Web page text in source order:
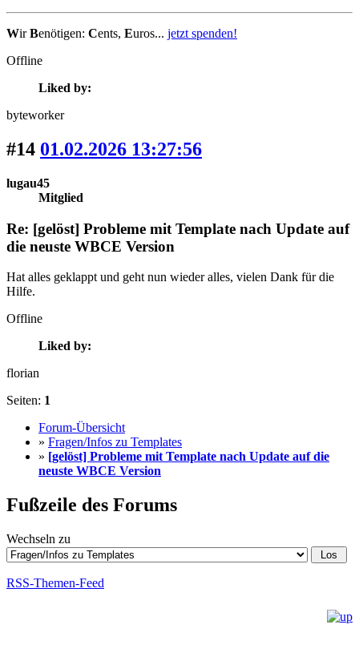
WirBenötigen: Cents, Euros... jetzt spenden!
Offline
Liked by:
byteworker
#14 01.02.2026 13:27:56
lugau45
Mitglied
Re: [gelöst] Probleme mit Template nach Update auf
die neuste WBCE Version
Hat alles geklappt und geht nun wieder alles, vielen Dank für die
Hilfe.
Offline
Liked by:
florian
Seiten: 1
Forum-Übersicht
» Fragen/Infos zu Templates
» [gelöst] Probleme mit Template nach Update auf die
neuste WBCE Version
Fußzeile des Forums
Wechseln zu
RSS-Themen-Feed